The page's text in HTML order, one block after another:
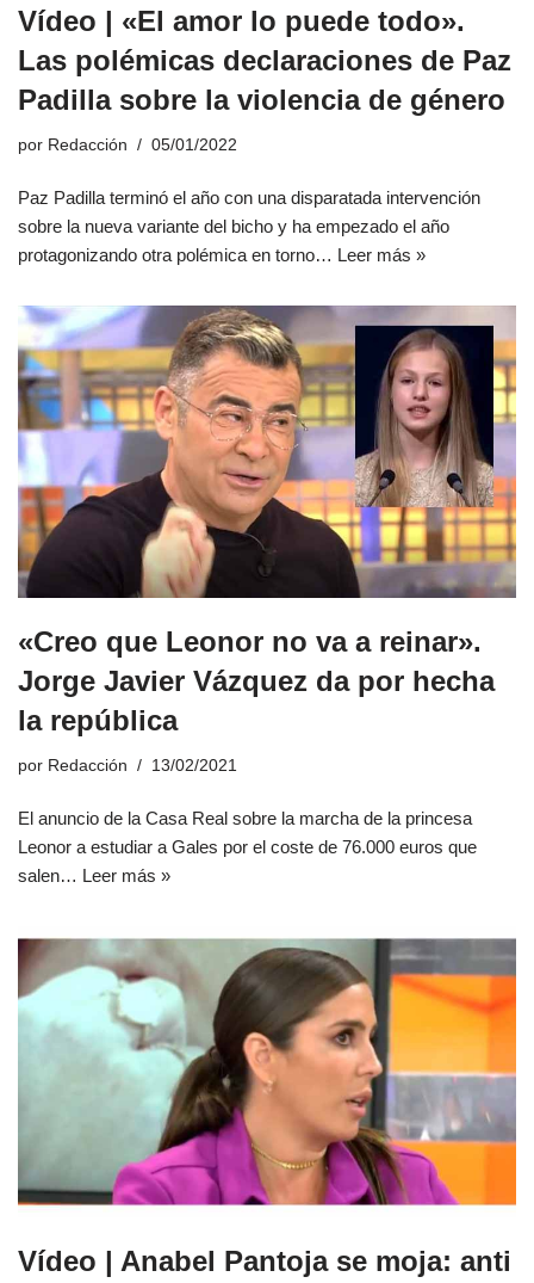
Vídeo | «El amor lo puede todo».
Las polémicas declaraciones de Paz
Padilla sobre la violencia de género
por Redacción 05/01/2022
Paz Padilla terminó el año con una disparatada intervención
sobre la nueva variante del bicho y ha empezado el año
protagonizando otra polémica en torno… Leer más »
«Creo que Leonor no va a reinar».
Jorge Javier Vázquez da por hecha
la república
por Redacción 13/02/2021
El anuncio de la Casa Real sobre la marcha de la princesa
Leonor a estudiar a Gales por el coste de 76.000 euros que
salen… Leer más »
Vídeo | Anabel Pantoja se moja: anti